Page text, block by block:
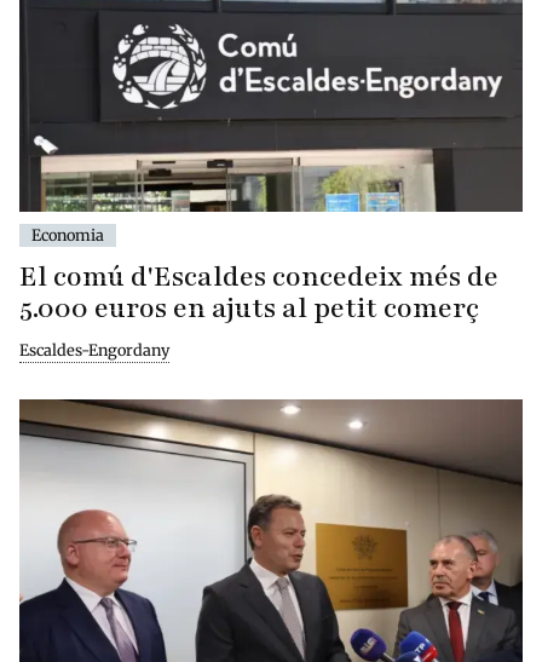
Economia
El comú d'Escaldes concedeix més de
5.000 euros en ajuts al petit comerç
Escaldes-Engordany